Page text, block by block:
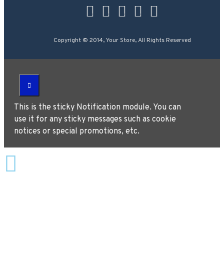
Copyright © 2014, Your Store, All Rights Reserved
This is the sticky Notification module. You can
use it for any sticky messages such as cookie
notices or special promotions, etc.